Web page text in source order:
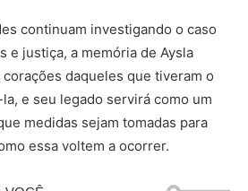
continuam investigando o caso
e justiça, a memória de Aysla
daqueles que tiveram o
e seu legado servirá como um
medidas sejam tomadas para
essa voltem a ocorrer.